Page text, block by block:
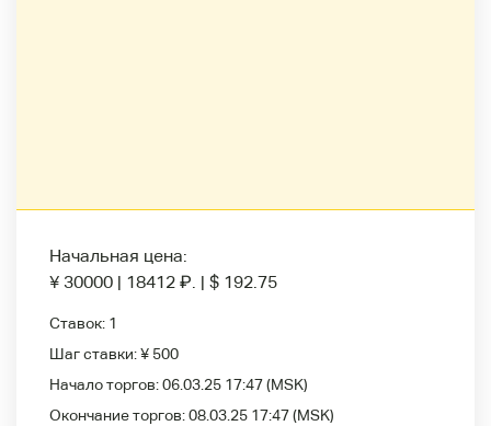
Начальная цена:
¥ 30000 | 18412 ₽. | $ 192.75
Ставок: 1
Шаг ставки:¥ 500
Начало торгов:06.03.25 17:47(MSK)
Окончание торгов:08.03.25 17:47(MSK)